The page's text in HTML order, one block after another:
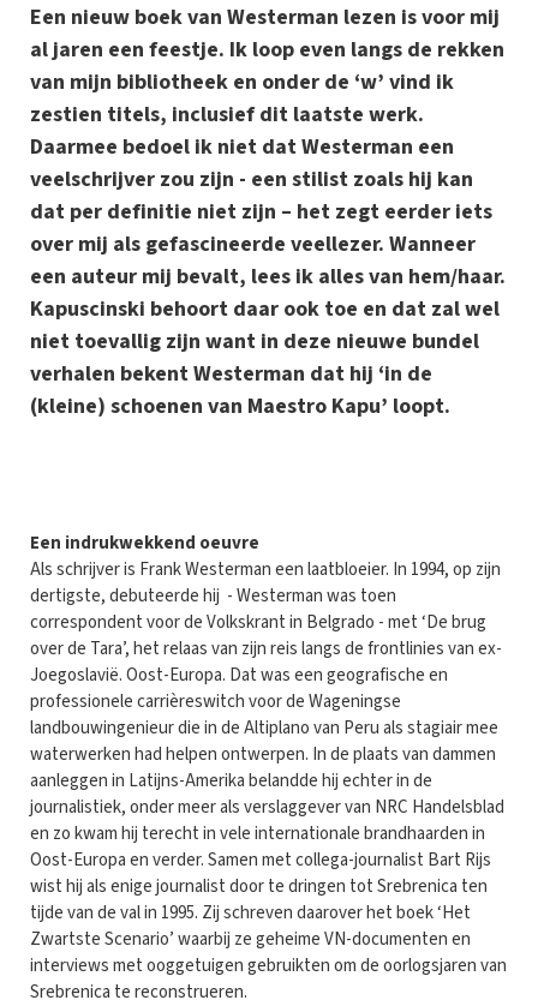
Een nieuw boek van Westerman lezen is voor mij
al jaren een feestje. Ik loop even langs de rekken
van mijn bibliotheek en onder de ‘w’ vind ik
zestien titels, inclusief dit laatste werk.
Daarmee bedoel ik niet dat Westerman een
veelschrijver zou zijn - een stilist zoals hij kan
dat per definitie niet zijn – het zegt eerder iets
over mij als gefascineerde veellezer. Wanneer
een auteur mij bevalt, lees ik alles van hem/haar.
Kapuscinski behoort daar ook toe en dat zal wel
niet toevallig zijn want in deze nieuwe bundel
verhalen bekent Westerman dat hij ‘in de
(kleine) schoenen van Maestro Kapu’ loopt.
Een indrukwekkend oeuvre
Als schrijver is Frank Westerman een laatbloeier. In 1994, op zijn
dertigste, debuteerde hij - Westerman was toen
correspondent voor de Volkskrant in Belgrado - met ‘De brug
over de Tara’, het relaas van zijn reis langs de frontlinies van ex-
Joegoslavië. Oost-Europa. Dat was een geografische en
professionele carrièreswitch voor de Wageningse
landbouwingenieur die in de Altiplano van Peru als stagiair mee
waterwerken had helpen ontwerpen. In de plaats van dammen
aanleggen in Latijns-Amerika belandde hij echter in de
journalistiek, onder meer als verslaggever van NRC Handelsblad
en zo kwam hij terecht in vele internationale brandhaarden in
Oost-Europa en verder. Samen met collega-journalist Bart Rijs
wist hij als enige journalist door te dringen tot Srebrenica ten
tijde van de val in 1995. Zij schreven daarover het boek ‘Het
Zwartste Scenario’ waarbij ze geheime VN-documenten en
interviews met ooggetuigen gebruikten om de oorlogsjaren van
Srebrenica te reconstrueren.